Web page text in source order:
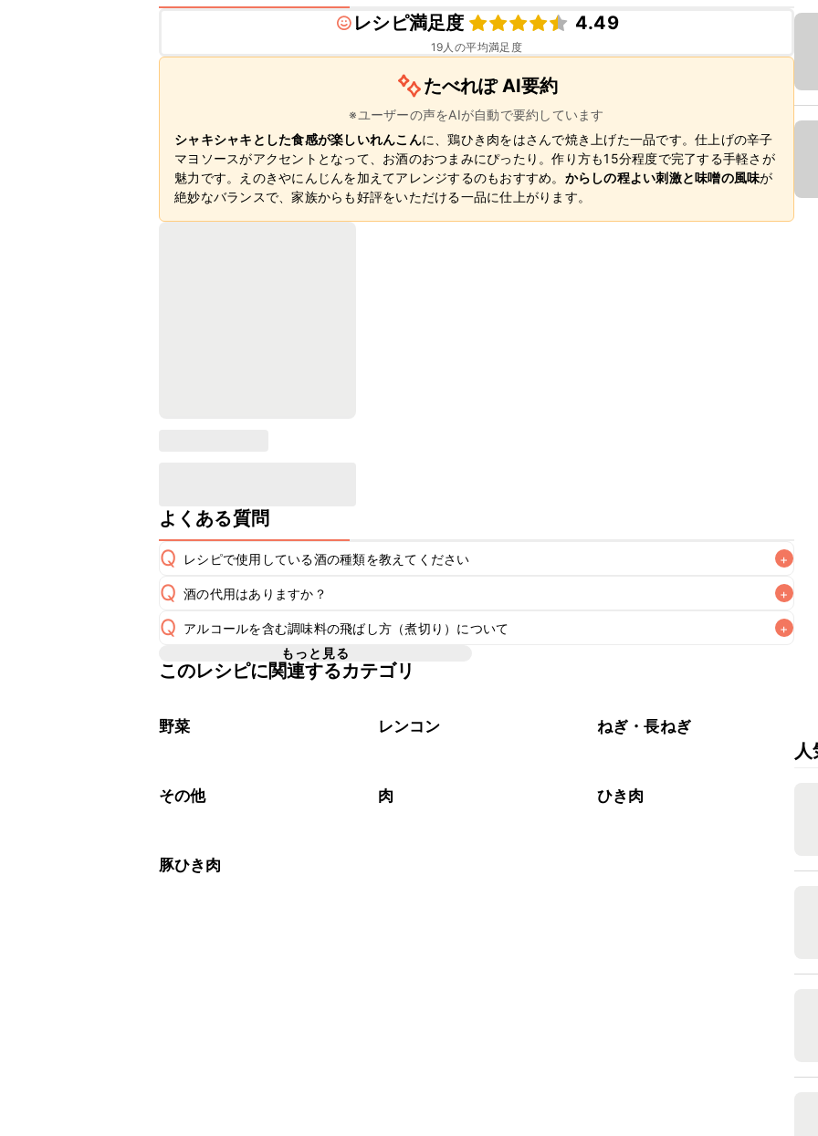
レシピ満足度
4.49
19人の平均満足度
たべれぽ AI要約
※ユーザーの声をAIが自動で要約しています
シャキシャキとした食感が楽しいれんこんに、鶏ひき肉をはさんで焼き上げた一品です。仕上げの辛子
マヨソースがアクセントとなって、お酒のおつまみにぴったり。作り方も15分程度で完了する手軽さが
魅力です。えのきやにんじんを加えてアレンジするのもおすすめ。 からしの程よい刺激と味噌の風味が
絶妙なバランスで、家族からも好評をいただける一品に仕上がります。
よくある質問
Q レシピで使用している酒の種類を教えてください +
A
Q 酒の代用はありますか？ +
A
Q アルコールを含む調味料の飛ばし方（煮切り）について +
A
非加熱のレシピの場合にアルコールを含む調味料をそのまま使用すると、仕上がりにアルコール特
もっと見る
このレシピに関連するカテゴリ
野菜 レンコン ねぎ・長ねぎ
その他 肉 ひき肉
豚ひき肉